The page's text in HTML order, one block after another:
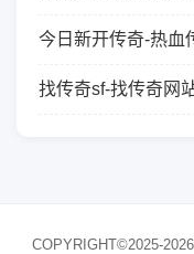
今日新开传奇-热血
找传奇sf-找传奇网
COPYRIGHT©2025-